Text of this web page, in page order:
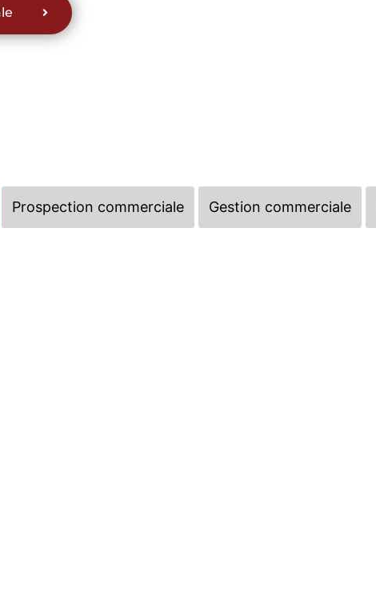
Prospection commerciale Gestion commerciale